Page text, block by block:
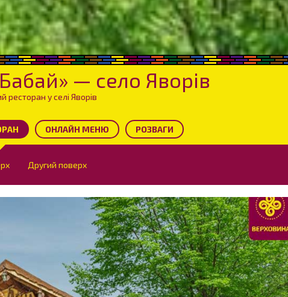
— село Яворів
у селі Яворів
ОНЛАЙН МЕНЮ РОЗВАГИ
Другий поверх